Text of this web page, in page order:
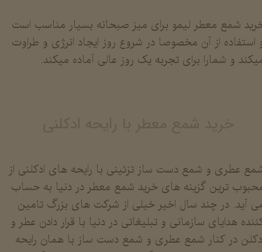
شمع معطر لیمو برای میز صبحانه بسیار مناسب است
استفاده از آن مخصوصا در شروع روز ایجاد انرژی و طراوت
و شمارا برای تجربه یک روز عالی آماده میکند.
عطری و شمع دست ساز تزئینی با رایحه های ادکلنی از
ترین گزینه های خرید شمع معطر در دنیا به حساب
آید. در چند سال اخیر خیلی از شرکت های بزرگ تامین
هدایای سازمانی و تبلیغاتی در دنیا با قرار دادن عطر و
در کنار شمع عطری و شمع دست ساز با همان رایحه